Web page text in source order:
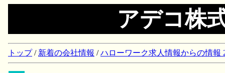
アデコ株
トップ/ 新着の会社情報 /ハローワーク求人情報からの情報